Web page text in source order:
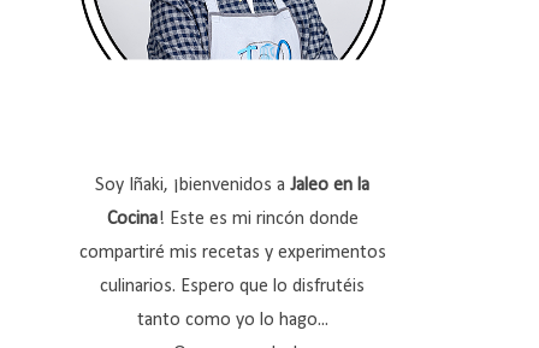
Soy Iñaki, ¡bienvenidos a Jaleo en la
Cocina! Este es mi rincón donde
compartiré mis recetas y experimentos
culinarios. Espero que lo disfrutéis
tanto como yo lo hago...